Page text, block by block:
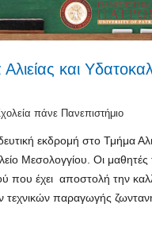
και
πάνε Πανεπιστήμιο
εκδρομή στο Τμήμα
Μεσολογγίου. Οι μαθητές
που έχει αποστολή την
τεχνικών παραγωγής